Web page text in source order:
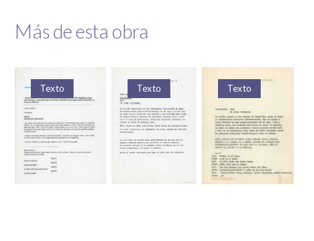
Más de esta obra
Texto